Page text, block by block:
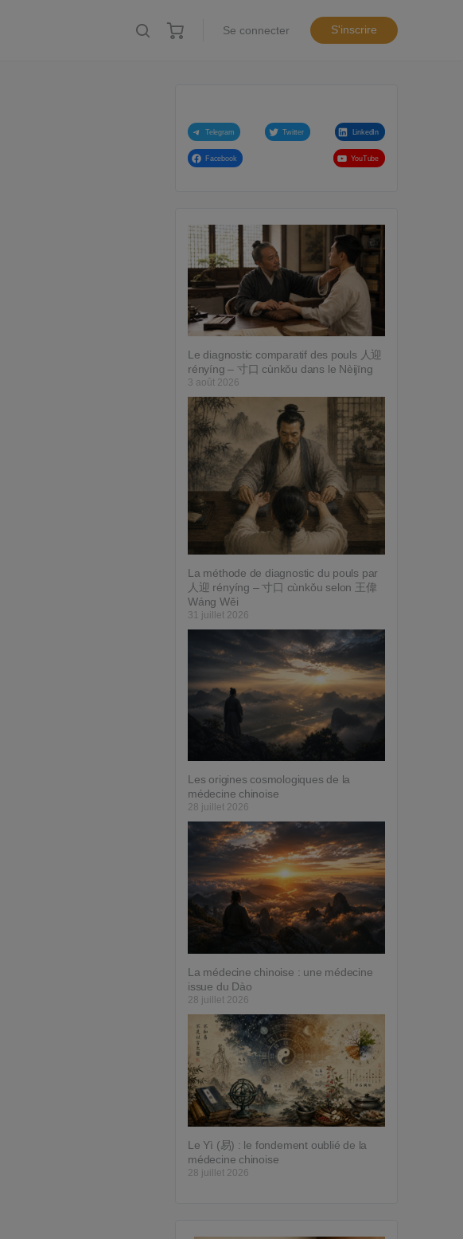
Se connecter S'inscrire
Telegram Twitter LinkedIn
Facebook YouTube
Le diagnostic comparatif des pouls 人迎
rényíng – 寸口 cùnkǒu dans le Nèijīng
3 août 2026
La méthode de diagnostic du pouls par
人迎 rényíng – 寸口 cùnkǒu selon 王偉
Wáng Wěi
31 juillet 2026
Les origines cosmologiques de la
médecine chinoise
28 juillet 2026
La médecine chinoise : une médecine
issue du Dào
28 juillet 2026
Le Yì (易) : le fondement oublié de la
médecine chinoise
28 juillet 2026